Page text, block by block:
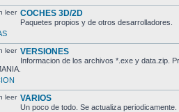
COCHES 3D/2D
Paquetes propios y de otros desarrolladores.
VERSIONES
Informacion de los archivos *.exe y data.zip.
VARIOS
Un poco de todo. Se actualiza periodicamente.